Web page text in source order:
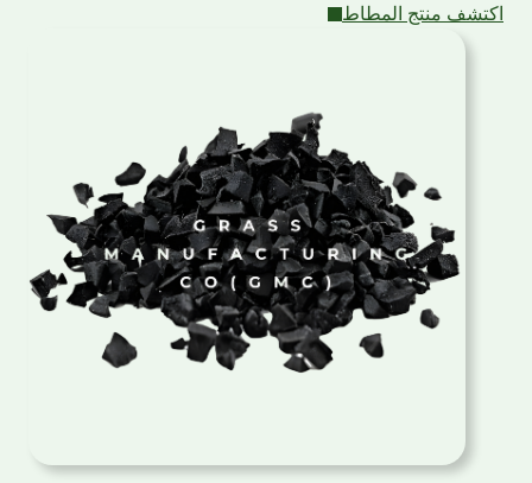
اكتشف منتج المطاط